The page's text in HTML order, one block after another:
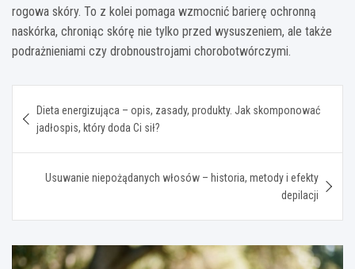
rogowa skóry. To z kolei pomaga wzmocnić barierę ochronną
naskórka, chroniąc skórę nie tylko przed wysuszeniem, ale także
podrażnieniami czy drobnoustrojami chorobotwórczymi.
wpisu
Dieta energizująca – opis, zasady, produkty. Jak skomponować
jadłospis, który doda Ci sił?
Usuwanie niepożądanych włosów – historia, metody i efekty
depilacji